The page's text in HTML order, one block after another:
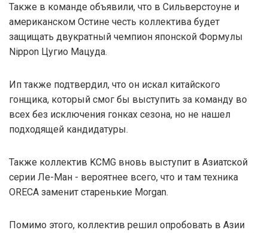
Также в команде объявили, что в Сильверстоуне и
американском Остине честь коллектива будет
защищать двукратный чемпион японской Формулы
Nippon Цугио Мацуда.
Ип также подтвердил, что он искал китайского
гонщика, который смог бы выступить за команду во
всех без исключения гонках сезона, но не нашел
подходящей кандидатуры.
Также коллектив KCMG вновь выступит в Азиатской
серии Ле-Ман - вероятнее всего, что и там техника
ORECA заменит старенькие Morgan.
Помимо этого, коллектив решил опробовать в Азии